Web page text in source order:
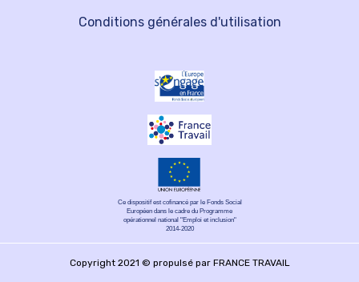
Conditions générales d'utilisation
Ce dispositif est cofinancé par le Fonds Social
Européen dans le cadre du Programme
opérationnel national "Emploi et inclusion"
2014-2020
Copyright 2021 © propulsé par FRANCE TRAVAIL